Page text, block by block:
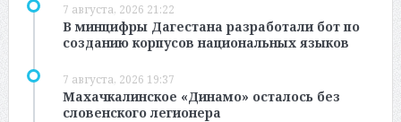
7 августа, 2026 21:22
В минцифры Дагестана разработали бот по
созданию корпусов национальных языков
7 августа, 2026 19:37
Махачкалинское «Динамо» осталось без
словенского легионера